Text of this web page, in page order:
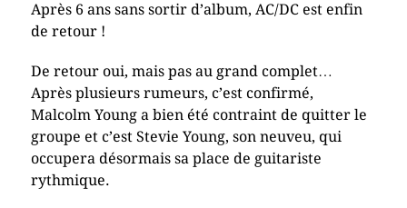
Après 6 ans sans sortir d’album, AC/DC est enfin
de retour !
De retour oui, mais pas au grand complet…
Après plusieurs rumeurs, c’est confirmé,
Malcolm Young a bien été contraint de quitter le
groupe et c’est Stevie Young, son neuveu, qui
occupera désormais sa place de guitariste
rythmique.